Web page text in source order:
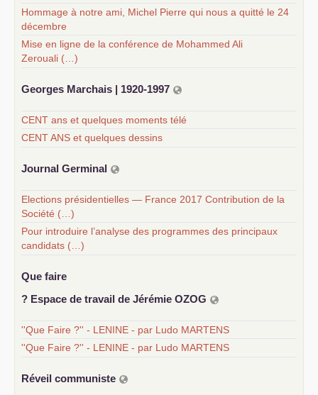
Hommage à notre ami, Michel Pierre qui nous a quitté le 24
décembre
Mise en ligne de la conférence de Mohammed Ali
Zerouali (…)
Georges Marchais | 1920-1997
CENT ans et quelques moments télé
CENT ANS et quelques dessins
Journal Germinal
Elections présidentielles — France 2017 Contribution de la
Société (…)
Pour introduire l’analyse des programmes des principaux
candidats (…)
Que faire
? Espace de travail de Jérémie OZOG
''Que Faire ?'' - LENINE - par Ludo MARTENS
''Que Faire ?'' - LENINE - par Ludo MARTENS
Réveil communiste